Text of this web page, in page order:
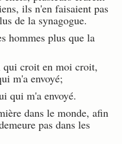
ils n'en faisaient pas
de la synagogue.
hommes plus que la
qui croit en moi croit,
m'a envoyé;
qui m'a envoyé.
dans le monde, afin
pas dans les